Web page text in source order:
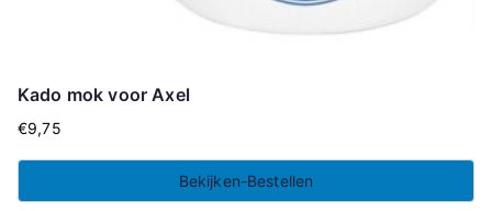
Kado mok voor Axel
€9,75
Bekijken-Bestellen